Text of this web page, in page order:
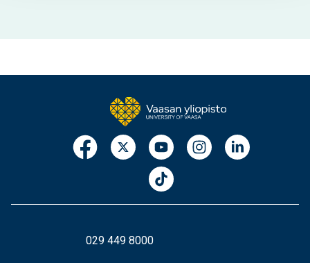
029 449 8000